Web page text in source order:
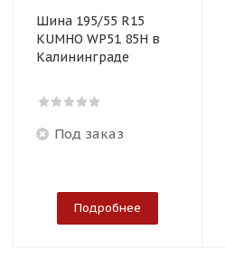
Шина 195/55 R15
KUMHO WP51 85H в
Калининграде
Под заказ
Подробнее